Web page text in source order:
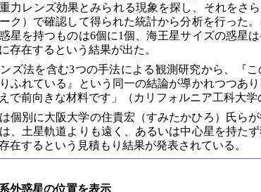
力レンズ効果とみられる現象を探し、それをさ
ク）で確認して得られた統計から分析を行った
星を持つものは6個に1個、海王星サイズの惑星
存在するという結果が出た。
ンズ法を含む3つの手法による観測研究から、『
ふれている』という同一の結論が導かれつつあ
で前向きな材料です」（カリフォルニア工科大学
個別に大阪大学の住貴宏（すみたかひろ）氏ら
、土星軌道よりも遠く、あるいは中心星を持た
在するという見積もり結果が発表されている。
外惑星の位置を表示